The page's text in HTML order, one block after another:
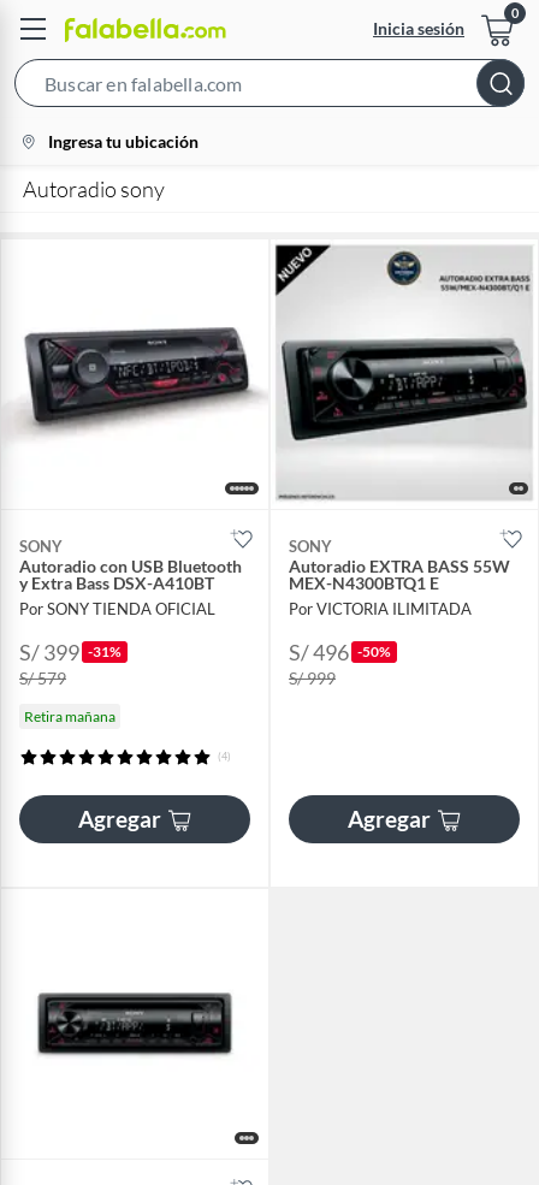
Inicia sesión
Bar
location-
icon
Ingresa tu ubicación
Autoradio sony
SONY
Autoradio con USB Bluetooth
y Extra Bass DSX-A410BT
Por SONY TIENDA OFICIAL
S/ 399 -31%
S/ 579
Retira mañana
(4)
Agregar
SONY
Autoradio EXTRA BASS 55W
MEX-N4300BTQ1 E
Por VICTORIA ILIMITADA
S/ 496 -50%
S/ 999
Agregar